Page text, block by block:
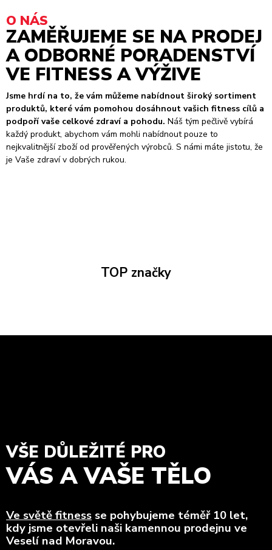
O NÁS
ZAMĚŘUJEME SE NA PRODEJ
A ODBORNÉ PORADENSTVÍ
VE FITNESS A VÝŽIVE
Jsme hrdí na to, že vám můžeme nabídnout široký sortiment
produktů, které vám pomohou dosáhnout vašich fitness cílů a
podpoří vaše celkové zdraví a pohodu. Náš tým pečlivě vybírá
každý produkt, abychom vám mohli nabídnout pouze to
nejkvalitnější zboží od prověřených výrobců. S námi máte jistotu, že
je Vaše zdraví v dobrých rukou.
TOP značky
VŠE DŮLEŽITÉ PRO
VÁS A VAŠE TĚLO
Ve světě fitness se pohybujeme téměř 10 let,
kdy jsme otevřeli naši kamennou prodejnu ve
Veselí nad Moravou.